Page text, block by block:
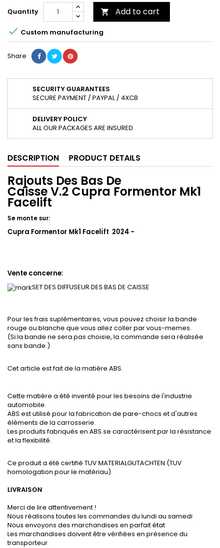
Quantity  Add to cart
 Custom manufacturing
Share
SECURITY GUARANTEES
SECURE PAYMENT / PAYPAL / 4XCB
DELIVERY POLICY
ALL OUR PACKAGES ARE INSURED
DESCRIPTION PRODUCT DETAILS
Rajouts Des Bas De
Caisse V.2 Cupra Formentor Mk1
Facelift
Se monte sur:
Cupra Formentor Mk1 Facelift 2024 -
Vente concerne:
SET DES DIFFUSEUR DES BAS DE CAISSE
Pour les frais suplémentaires, vous pouvez choisir la bande
rouge ou blanche que vous allez coller par vous-memes.
(Si la bande ne sera pas choisie, la commande sera réalisée
sans bande.)
Cet article est fait de la matière ABS.
Cette matière a été inventé pour les besoins de l'industrie
automobile.
ABS est utilisé pour la fabrication de pare-chocs et d'autres
éléments de la carrosserie.
Les produits fabriqués en ABS se caractérisent par la résistance
et la flexibilité.
Ce produit a été certifié TUV MATERIALGUTACHTEN (TUV
homologation pour le matériau).
LIVRAISON
Merci de lire attentivement !
Nous réalisons toutes les commandes du lundi au samedi
Nous envoyons des marchandises en parfait état
Les marchandises doivent être vérifiées en présence du
transporteur